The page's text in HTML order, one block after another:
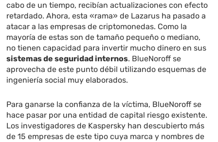
cabo de un tiempo, recibían actualizaciones con efecto
retardado. Ahora, esta «rama» de Lazarus ha pasado a
atacar a las empresas de criptomonedas. Como la
mayoría de estas son de tamaño pequeño o mediano,
no tienen capacidad para invertir mucho dinero en sus
sistemas de seguridad internos. BlueNoroff se
aprovecha de este punto débil utilizando esquemas de
ingeniería social muy elaborados.
Para ganarse la confianza de la víctima, BlueNoroff se
hace pasar por una entidad de capital riesgo existente.
Los investigadores de Kaspersky han descubierto más
de 15 empresas de este tipo cuya marca y nombres de